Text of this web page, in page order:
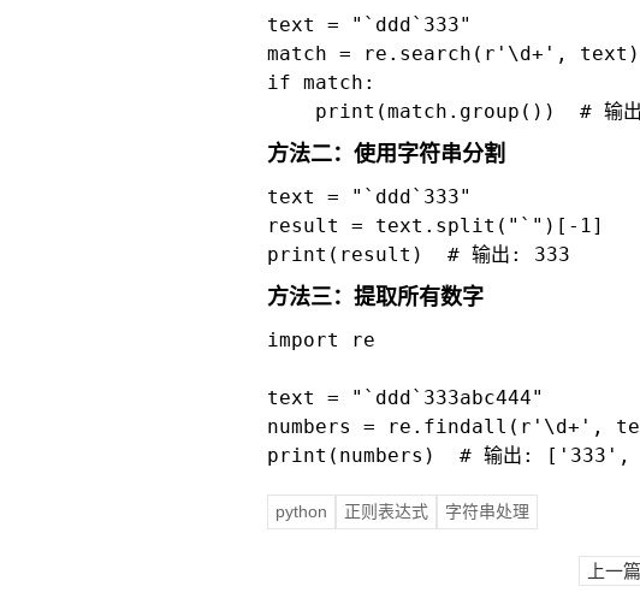
text = "`ddd`333"
match = re.search(r'\d+', text)
if match:
print(match.group())  # 输
方法二：使用字符串分割
text = "`ddd`333"
result = text.split("`")[-1]
print(result)  # 输出: 333
方法三：提取所有数字
import re
text = "`ddd`333abc444"
numbers = re.findall(r'\d+',
print(numbers)  # 输出:
python 正则表达式 字符串处理
上一篇